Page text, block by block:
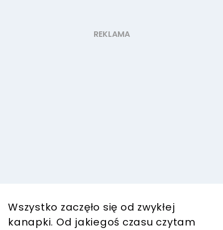
Wszystko zaczęło się od zwykłej
kanapki. Od jakiegoś czasu czytam